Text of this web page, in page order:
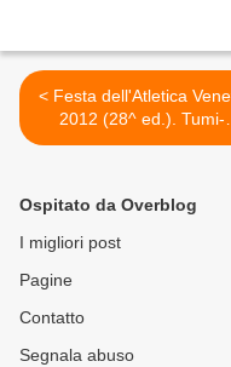
< Festa dell'Atletica Veneta
2012 (28^ ed.). Tumi-
Hooper, ecco il Veneto
Ospitato da Overblog
I migliori post
Pagine
Contatto
Segnala abuso